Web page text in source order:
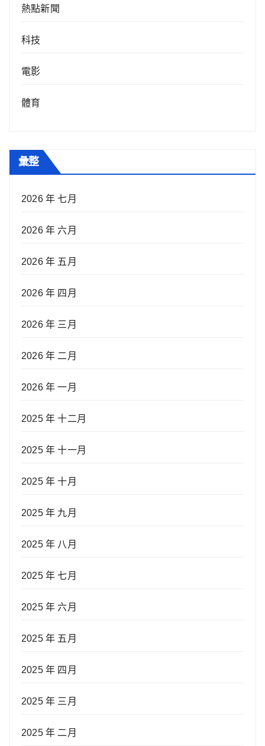
熱點新聞
科技
電影
體育
彙整
2026 年 七月
2026 年 六月
2026 年 五月
2026 年 四月
2026 年 三月
2026 年 二月
2026 年 一月
2025 年 十二月
2025 年 十一月
2025 年 十月
2025 年 九月
2025 年 八月
2025 年 七月
2025 年 六月
2025 年 五月
2025 年 四月
2025 年 三月
2025 年 二月